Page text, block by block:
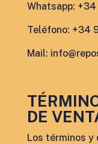
Whatsapp:
Teléfono: +34
Mail:
DE
Los términos y